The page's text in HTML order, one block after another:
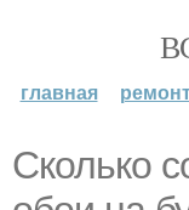
главная
Сколько